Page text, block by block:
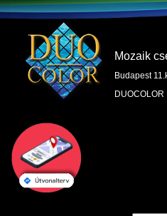
Mozaik
Budapest
DUOCOLOR